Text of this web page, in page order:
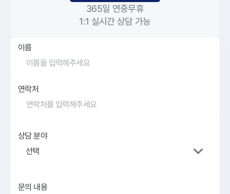
365일 연중무휴
1:1 실시간 상담 가능
이름
연락처
상담 분야
선택
문의 내용